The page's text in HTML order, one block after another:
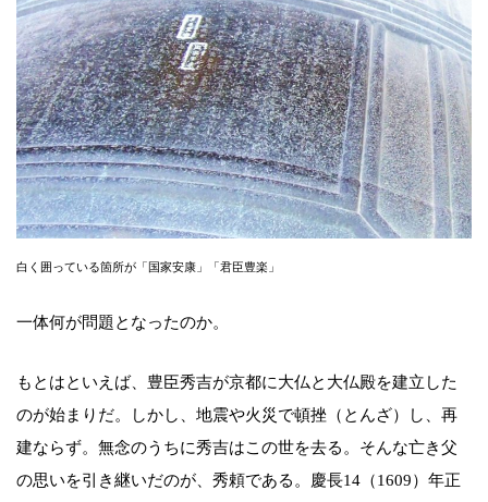
白く囲っている箇所が「国家安康」「君臣豊楽」
一体何が問題となったのか。
もとはといえば、豊臣秀吉が京都に大仏と大仏殿を建立した
のが始まりだ。しかし、地震や火災で頓挫（とんざ）し、再
建ならず。無念のうちに秀吉はこの世を去る。そんな亡き父
の思いを引き継いだのが、秀頼である。慶長14（1609）年正